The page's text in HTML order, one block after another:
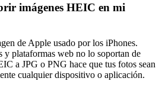
imágenes HEIC en mi
de Apple usado por los iPhones.
y plataformas web no lo soportan de
a JPG o PNG hace que tus fotos sean
cualquier dispositivo o aplicación.